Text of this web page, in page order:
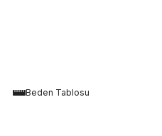
Beden Tablosu